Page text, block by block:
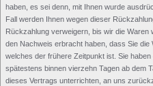
haben, es sei denn, mit Ihnen wurde
Fall werden Ihnen wegen dieser
Rückzahlung verweigern, bis wir die
den Nachweis erbracht haben, dass Sie
welches der frühere Zeitpunkt ist. Sie
spätestens binnen vierzehn Tagen ab dem
dieses Vertrags unterrichten, an uns